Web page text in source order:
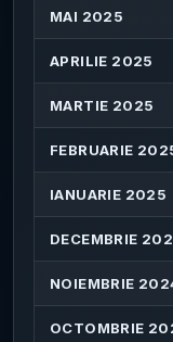
MAI 2025
APRILIE 2025
MARTIE 2025
FEBRUARIE
IANUARIE 2025
DECEMBRIE
NOIEMBRIE
OCTOMBRIE